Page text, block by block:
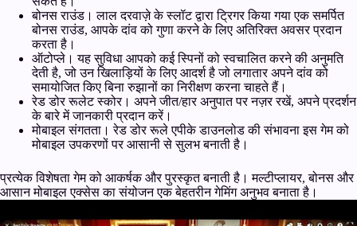
बोनस राउंड। लाल दरवाज़े के स्लॉट द्वारा ट्रिगर किया गया एक समर्पित
बोनस राउंड, आपके दांव को गुणा करने के लिए अतिरिक्त अवसर प्रदान
करता है।
ऑटोप्ले। यह सुविधा आपको कई स्पिनों को स्वचालित करने की अनुमति
देती है, जो उन खिलाड़ियों के लिए आदर्श है जो लगातार अपने दांव को
समायोजित किए बिना रुझानों का निरीक्षण करना चाहते हैं।
रेड डोर रूलेट स्कोर। अपने जीत/हार अनुपात पर नज़र रखें, अपने प्रदर्शन
के बारे में जानकारी प्रदान करें।
मोबाइल संगतता। रेड डोर रूले एपीके डाउनलोड की संभावना इस गेम को
मोबाइल उपकरणों पर आसानी से सुलभ बनाती है।
प्रत्येक विशेषता गेम को आकर्षक और पुरस्कृत बनाती है। मल्टीप्लायर, बोनस और
आसान मोबाइल एक्सेस का संयोजन एक बेहतरीन गेमिंग अनुभव बनाता है।